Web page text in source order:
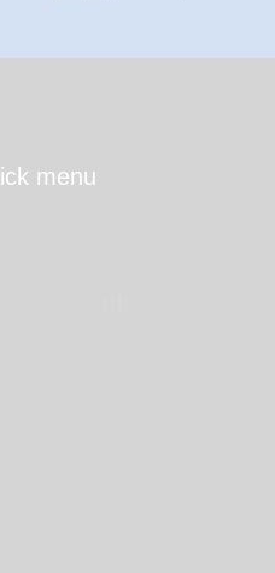
menu